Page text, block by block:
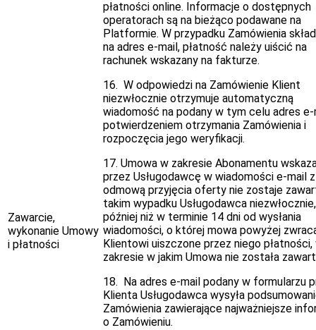
Zawarcie,
wykonanie Umowy
i płatności
płatności online. Informacje o dostępnych
operatorach są na bieżąco podawane na
Platformie. W przypadku Zamówienia
na adres e-mail, płatność należy uiścić na
rachunek wskazany na fakturze.
16. W odpowiedzi na Zamówienie Klient
niezwłocznie otrzymuje automatyczną
wiadomość na podany w tym celu adres e-
potwierdzeniem otrzymania Zamówienia i
rozpoczęcia jego weryfikacji.
17. Umowa w zakresie Abonamentu
przez Usługodawcę w wiadomości e-mail z
odmową przyjęcia oferty nie zostaje
takim wypadku Usługodawca
później niż w terminie 14 dni od wysłania
wiadomości, o której mowa powyżej
Klientowi uiszczone przez niego płatności,
zakresie w jakim Umowa nie została
18. Na adres e-mail podany w formularzu
Klienta Usługodawca wysyła
Zamówienia zawierające najważniejsze
o Zamówieniu.